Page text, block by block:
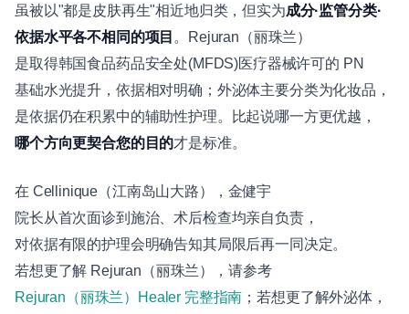
虽被以"都是皮肤再生"相近地归类，但实为成分·监管分类·
依据水平各不相同的项目 。Rejuran（丽珠兰）
是取得韩国食品药品安全处(MFDS)医疗器械许可的 PN
基础水光提升，依据相对明确；外泌体主要分类为化妆品，
是依据仍在积累中的辅助性护理。比起说哪一方更优越，
哪个方向更契合您的目的才是标准。
在 Cellinique（江南岛山大路），金健宇
院长从首次面诊到施治、术后检查均亲自负责，
对依据有限的护理会明确告知其局限后再一同决定。
若想更了解 Rejuran（丽珠兰），请参考
Rejuran（丽珠兰）Healer 完整指南 ；若想更了解外泌体，